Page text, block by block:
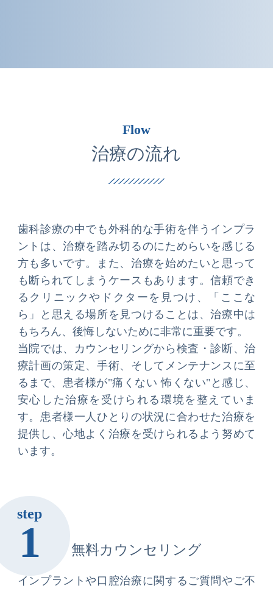
治療の流れ
Flow
歯科診療の中でも外科的な手術を伴うインプラ
ントは、治療を踏み切るのにためらいを感じる
方も多いです。また、治療を始めたいと思って
も断られてしまうケースもあります。信頼でき
るクリニックやドクターを見つけ、「ここな
ら」と思える場所を見つけることは、治療中は
もちろん、後悔しないために非常に重要です。
当院では、カウンセリングから検査・診断、治
療計画の策定、手術、そしてメンテナンスに至
るまで、患者様が"痛くない 怖くない"と感じ、
安心した治療を受けられる環境を整えていま
す。患者様一人ひとりの状況に合わせた治療を
提供し、心地よく治療を受けられるよう努めて
います。
step
1 無料カウンセリング
インプラントや口腔治療に関するご質問やご不